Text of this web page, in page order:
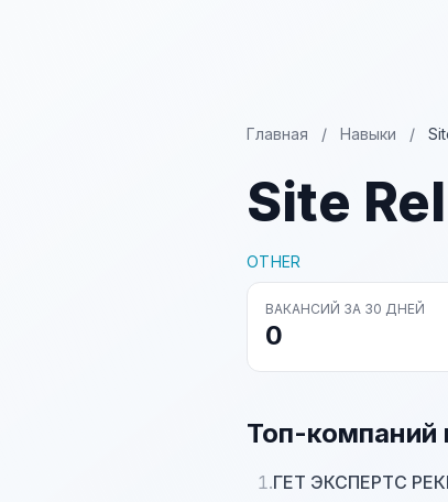
Главная / Навыки /
Site
OTHER
ВАКАНСИЙ ЗА 30 ДНЕЙ
0
Топ-компаний
1.ГЕТ ЭКСПЕРТС